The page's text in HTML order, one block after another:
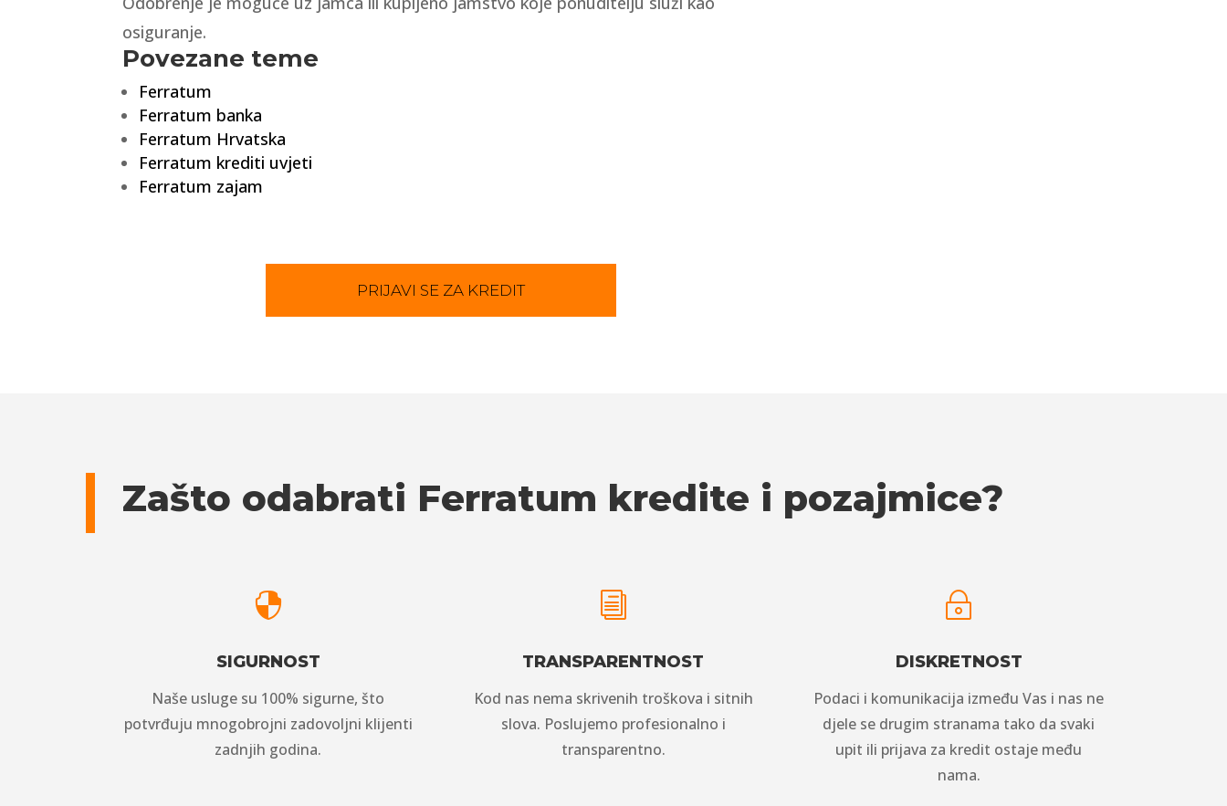
osiguranje.
Povezane teme
Ferratum
Ferratum banka
Ferratum Hrvatska
Ferratum krediti uvjeti
Ferratum zajam
PRIJAVI SE ZA KREDIT
Zašto odabrati Ferratum kredite i pozajmice?

SIGURNOST
Naše usluge su 100% sigurne, što
potvrđuju mnogobrojni zadovoljni klijenti
zadnjih godina.
i
TRANSPARENTNOST
Kod nas nema skrivenih troškova i sitnih
slova. Poslujemo profesionalno i
transparentno.
~
DISKRETNOST
Podaci i komunikacija između Vas i nas ne
djele se drugim stranama tako da svaki
upit ili prijava za kredit ostaje među
nama.